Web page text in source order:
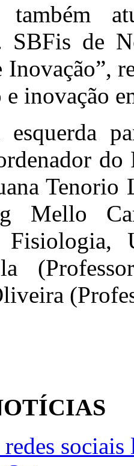
também
SBFis de
e inovação
esquerda
Tenorio
Mello
Fisiologia,